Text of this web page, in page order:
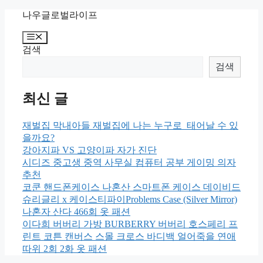
content
나우글로벌라이프
Menu
검색
검색
최신 글
재벌집 막내아들 재벌집에 나는 누구로 태어날 수 있
을까요?
강아지파 VS 고양이파 자가 진단
시디즈 중고생 중역 사무실 컴퓨터 공부 게이밍 의자
추천
코쿤 핸드폰케이스 나혼산 스마트폰 케이스 데이비드
슈리글리 x 케이스티파이Problems Case (Silver Mirror)
나혼자 산다 466회 옷 패션
이다희 버버리 가방 BURBERRY 버버리 호스페리 프
린트 코튼 캔버스 스몰 크로스 바디백 얼어죽을 연애
따위 2회 2화 옷 패션